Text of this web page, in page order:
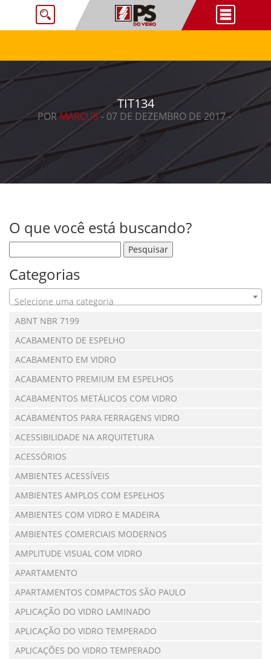
TIT134
PORMARCUS- 07 DE DEZEMBRO DE 2017 -
O que você está buscando?
Categorias
Selecione uma categoria
ABNT NBR 7199
ACABAMENTO DE ESPELHO
ACABAMENTO EM VIDRO
ACABAMENTO PREMIUM EM ESPELHOS
ACABAMENTOS METÁLICOS COM VIDRO
ACABAMENTOS PARA FERRAGENS VIDRO
ACESSIBILIDADE NA ARQUITETURA
ACESSÓRIOS
AMBIENTES ACESSÍVEIS
AMBIENTES AMPLOS COM ESPELHOS
AMBIENTES COM VIDRO E MADEIRA
AMBIENTES COMERCIAIS MODERNOS
AMPLITUDE VISUAL COM VIDRO
APARTAMENTO
APARTAMENTOS COMPACTOS SÃO PAULO
APLICAÇÃO DO VIDRO LAMINADO
APLICAÇÃO DO VIDRO TEMPERADO
APLICAÇÕES DO VIDRO TEMPERADO